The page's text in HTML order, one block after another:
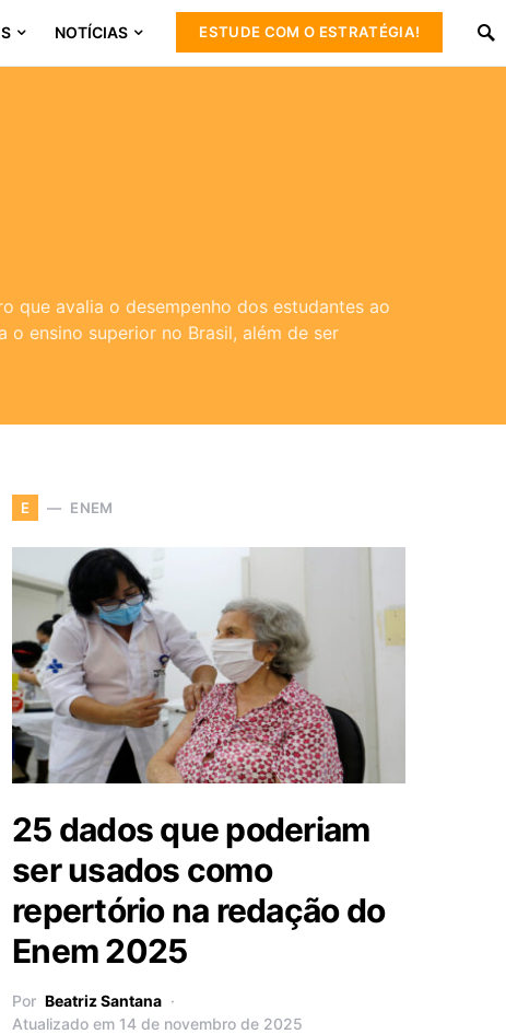
NOTÍCIAS ESTUDE COM O ESTRATÉGIA!
que avalia o desempenho dos estudantes ao
ensino superior no Brasil, além de ser
E ENEM
25 dados que poderiam
ser usados como
repertório na redação do
Enem 2025
Por Beatriz Santana
Atualizado em 14 de novembro de 2025